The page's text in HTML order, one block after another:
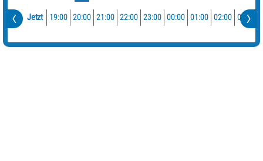
Jetzt 19:00 20:00 21:00 22:00 23:00 00:00 01:00 02:00 03:00